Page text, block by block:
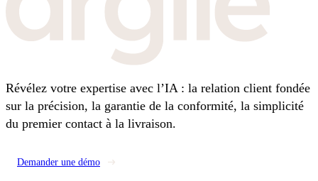
Révélez votre expertise avec l’IA : la relation client fondée
sur la précision, la garantie de la conformité, la simplicité
du premier contact à la livraison.
Demander une démo